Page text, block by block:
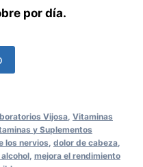
por día.
Vijosa Vitaminas
y Suplementos
los nervios dolor de cabeza
mejora el rendimiento